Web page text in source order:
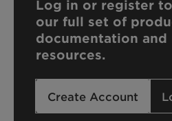
Log in or register
our full set of
documentation and
resources.
Create Account